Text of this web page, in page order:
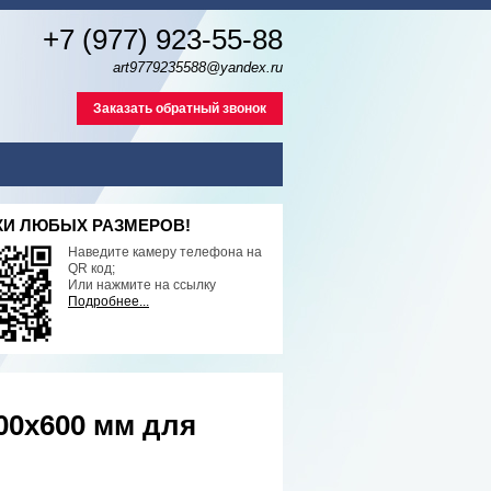
+7 (977) 923-55-88
art9779235588@yandex.ru
Заказать обратный звонок
ЛЮБЫХ РАЗМЕРОВ!
Наведите камеру телефона на
QR код;
Или нажмите на ссылку
Подробнее...
мм для